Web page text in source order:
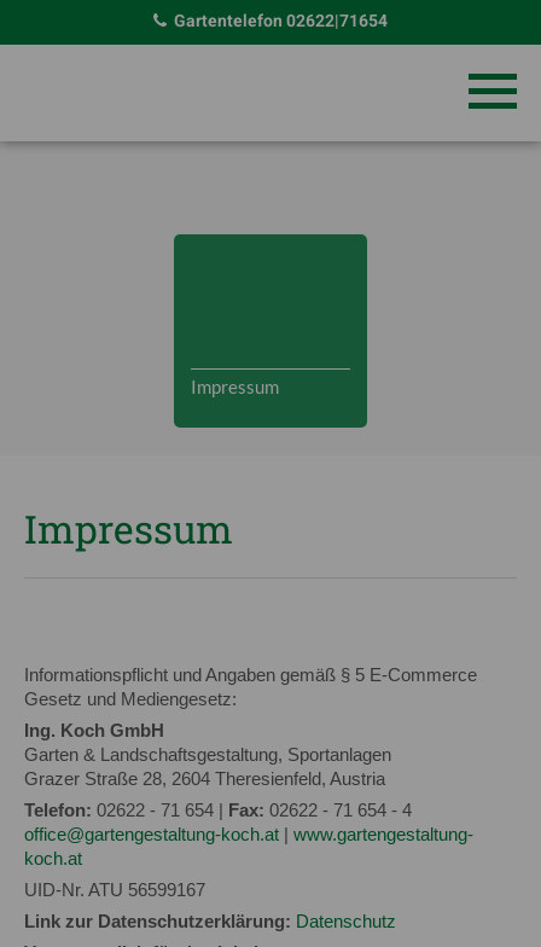
Gartentelefon02622|71654
Impressum
Impressum
Informationspflicht und Angaben gemäß § 5 E-Commerce
Gesetz und Mediengesetz:
Ing. Koch GmbH
Garten & Landschaftsgestaltung, Sportanlagen
Grazer Straße 28, 2604 Theresienfeld, Austria
Telefon: 02622 - 71 654 | Fax: 02622 - 71 654 - 4
office@gartengestaltung-koch.at
www.gartengestaltung-
koch.at
UID-Nr. ATU 56599167
Link zur Datenschutzerklärung: Datenschutz